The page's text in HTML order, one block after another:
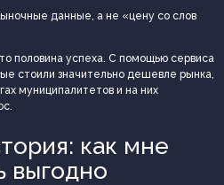
данные, а не «цену со слов
половина успеха. С помощью сервиса
стоили значительно дешевле рынка,
муниципалитетов и на них
как мне
выгодно